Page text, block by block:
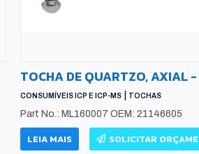
TOCHA DE QUARTZO, AXIAL -
CONSUMÍVEIS ICP E ICP-MS TOCHAS
Part No.: ML160007 OEM: 21146605
LEIA MAIS SOLICITAR